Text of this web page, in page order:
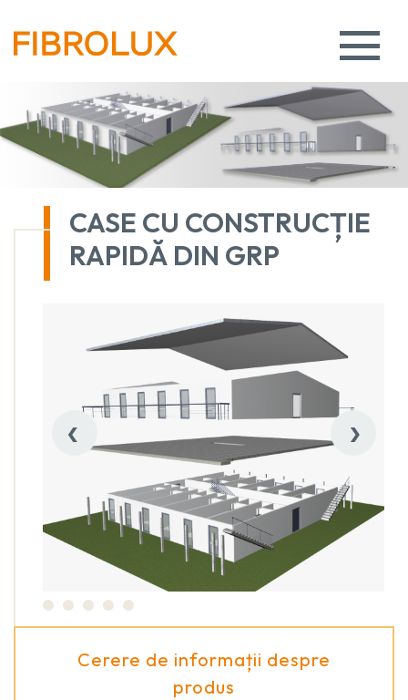
‹ ›
Cerere de informații despre
produs
CASE CU CONSTRUCȚIE
RAPIDĂ DIN GRP